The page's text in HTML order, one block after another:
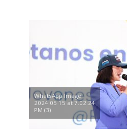
WhatsApp Image
2024 05 15 at 7.02.24
PM (3)